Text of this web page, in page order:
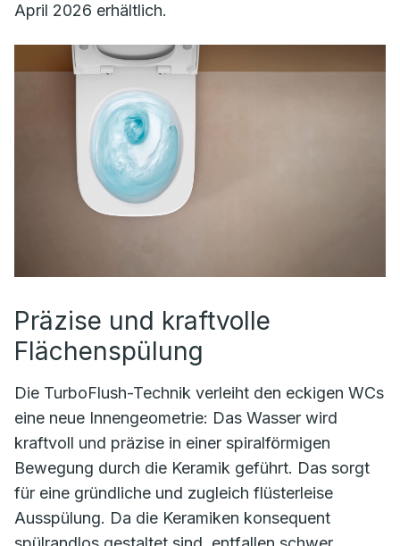
April 2026 erhältlich.
Präzise und kraftvolle
Flächenspülung
Die TurboFlush-Technik verleiht den eckigen WCs
eine neue Innengeometrie: Das Wasser wird
kraftvoll und präzise in einer spiralförmigen
Bewegung durch die Keramik geführt. Das sorgt
für eine gründliche und zugleich flüsterleise
Ausspülung. Da die Keramiken konsequent